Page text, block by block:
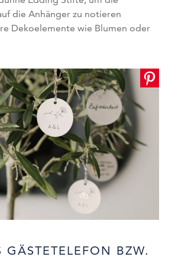
die Anhänger zu notieren
Dekoelemente wie Blumen oder
BZW.